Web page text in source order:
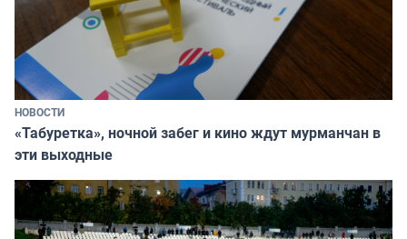
НОВОСТИ
«Табуретка», ночной забег и кино ждут мурманчан в
эти выходные